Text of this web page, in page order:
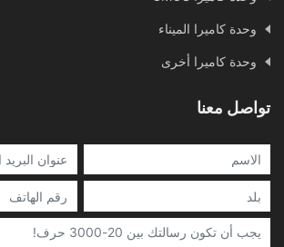
وحدة كاميرا الميناء
وحدة كاميرا أخرى
تواصل معنا